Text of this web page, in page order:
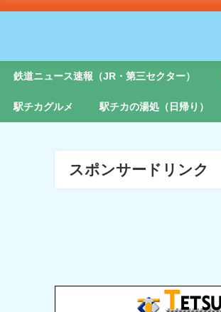
鉄道ニュース速報（JR・第三セクター）
駅チカグルメ 駅チカの湯処（日帰り）
スポンサードリンク